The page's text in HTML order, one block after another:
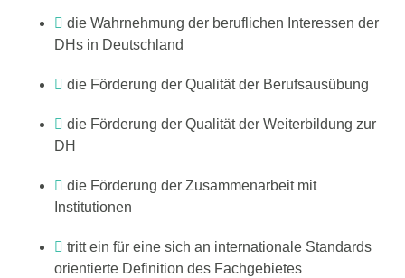
die Wahrnehmung der beruflichen Interessen der
DHs in Deutschland
die Förderung der Qualität der Berufsausübung
die Förderung der Qualität der Weiterbildung zur
DH
die Förderung der Zusammenarbeit mit
Institutionen
tritt ein für eine sich an internationale Standards
orientierte Definition des Fachgebietes